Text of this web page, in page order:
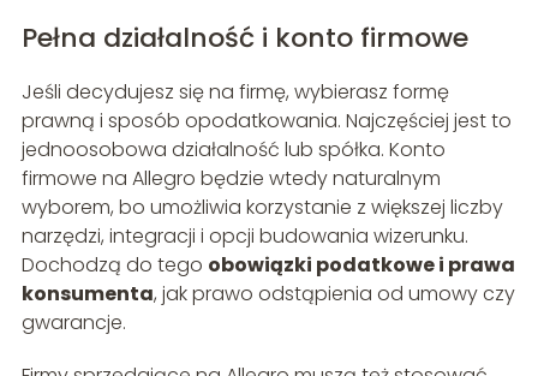
Pełna działalność i konto firmowe
Jeśli decydujesz się na firmę, wybierasz formę
prawną i sposób opodatkowania. Najczęściej jest to
jednoosobowa działalność lub spółka. Konto
firmowe na Allegro będzie wtedy naturalnym
wyborem, bo umożliwia korzystanie z większej liczby
narzędzi, integracji i opcji budowania wizerunku.
Dochodzą do tego obowiązki podatkowe i prawa
konsumenta, jak prawo odstąpienia od umowy czy
gwarancje.